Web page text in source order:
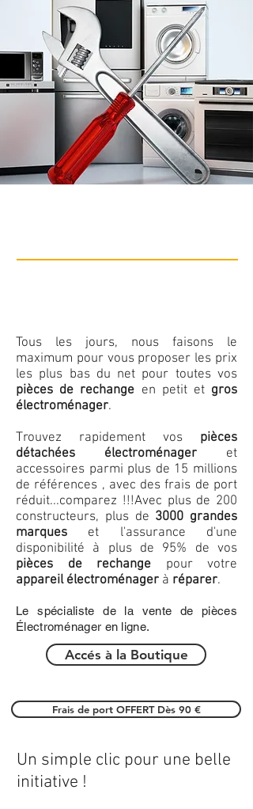
Tous les jours, nous faisons le
maximum pour vous proposer les prix
les plus bas du net pour toutes vos
pièces de rechange en petit et gros
électroménager.
Trouvez rapidement vos pièces
détachées électroménager et
accessoires parmi plus de 15 millions
de références , avec des frais de port
réduit...comparez !!!Avec plus de 200
constructeurs, plus de 3000 grandes
marques et l'assurance d'une
disponibilité à plus de 95% de vos
pièces de rechange pour votre
appareil électroménager à réparer.
Le spécialiste de la vente de pièces
Électroménager en ligne.
Accés à la Boutique
Frais de port OFFERT Dès 90 €
Un simple clic pour une belle
initiative !